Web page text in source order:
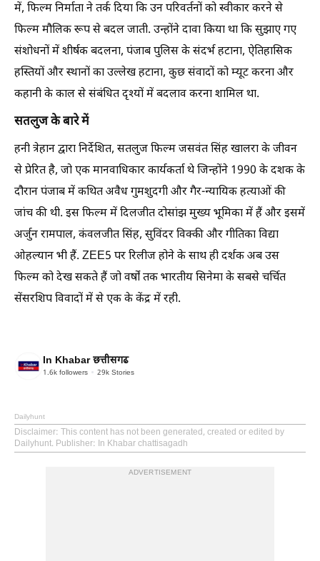
में, फिल्म निर्माता ने तर्क दिया कि उन परिवर्तनों को स्वीकार करने से
फिल्म मौलिक रूप से बदल जाती. उन्होंने दावा किया था कि सुझाए गए
संशोधनों में शीर्षक बदलना, पंजाब पुलिस के संदर्भ हटाना, ऐतिहासिक
हस्तियों और स्थानों का उल्लेख हटाना, कुछ संवादों को म्यूट करना और
कहानी के काल से संबंधित दृश्यों में बदलाव करना शामिल था.
सतलुज के बारे में
हनी त्रेहान द्वारा निर्देशित, सतलुज फिल्म जसवंत सिंह खालरा के जीवन
से प्रेरित है, जो एक मानवाधिकार कार्यकर्ता थे जिन्होंने 1990 के दशक के
दौरान पंजाब में कथित अवैध गुमशुदगी और गैर-न्यायिक हत्याओं की
जांच की थी. इस फिल्म में दिलजीत दोसांझ मुख्य भूमिका में हैं और इसमें
अर्जुन रामपाल, कंवलजीत सिंह, सुविंदर विक्की और गीतिका विद्या
ओहल्यान भी हैं. ZEE5 पर रिलीज होने के साथ ही दर्शक अब उस
फिल्म को देख सकते हैं जो वर्षों तक भारतीय सिनेमा के सबसे चर्चित
सेंसरशिप विवादों में से एक के केंद्र में रही.
In Khabar छत्तीसगढ
1.6k followers 29k Stories
Dailyhunt
Disclaimer: This content has not been generated, created or edited by
Dailyhunt. Publisher: In Khabar chattisagadh
ADVERTISEMENT